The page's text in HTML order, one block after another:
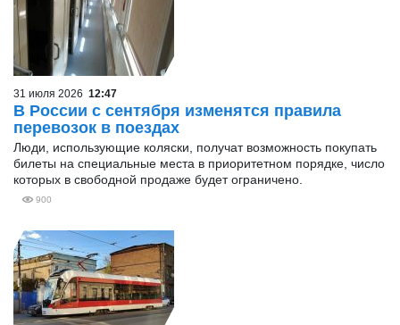
31 июля 2026 12:47
В России с сентября изменятся правила
перевозок в поездах
Люди, использующие коляски, получат возможность покупать
билеты на специальные места в приоритетном порядке, число
которых в свободной продаже будет ограничено.
900